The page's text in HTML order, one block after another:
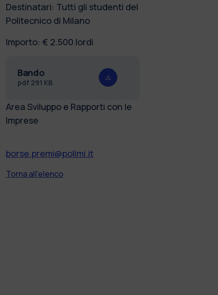
Destinatari: Tutti gli studenti del
Politecnico di Milano
Importo: € 2.500 lordi
Bando
pdf 291 KB
Area Sviluppo e Rapporti con le
Imprese
borse.premi@polimi.it
Torna all'elenco